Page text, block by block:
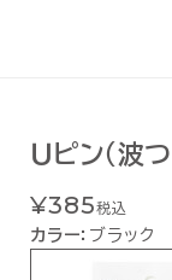
Ｕピン（波
¥385税込
カラー： ブラック